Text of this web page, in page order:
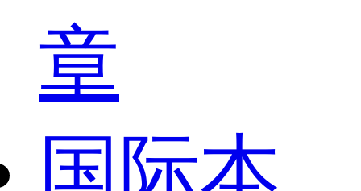
章
国际本